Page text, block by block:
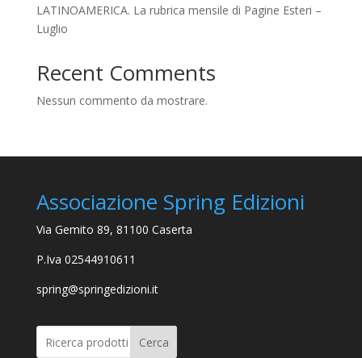
LATINOAMERICA. La rubrica mensile di Pagine Esteri –
Luglio
Recent Comments
Nessun commento da mostrare.
Associazione Spring Edizioni
Via Gemito 89, 81100 Caserta
P.Iva 02544910611
spring@springedizioni.it
Cerca